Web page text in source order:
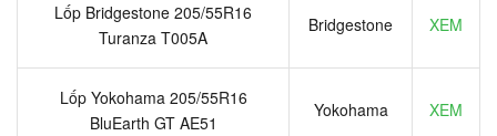
Lốp Bridgestone 205/55R16
Turanza T005A
Bridgestone XEM
Lốp Yokohama 205/55R16
BluEarth GT AE51
Yokohama XEM